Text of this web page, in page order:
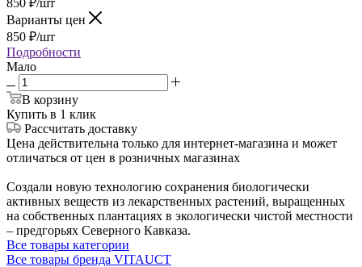
Варианты цен
850 ₽/шт
Подробности
Мало
В корзину
Купить в 1 клик
Рассчитать доставку
Цена действительна только для интернет-магазина и может
отличаться от цен в розничных магазинах
Создали новую технологию сохранения биологически
активных веществ из лекарственных растений, выращенных
на собственных плантациях в экологически чистой местности
– предгорьях Северного Кавказа.
Все товары категории
Все товары бренда VITAUCT